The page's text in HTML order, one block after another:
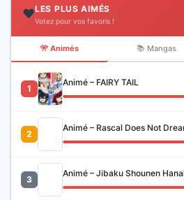
❤️LES PLUS AIMÉS
Votez pour vos favoris !
🎌 Animés 📚 Mangas
1
Animé – FAIRY TAIL
2
Animé – Rascal Does Not
3
Animé – Jibaku Shounen